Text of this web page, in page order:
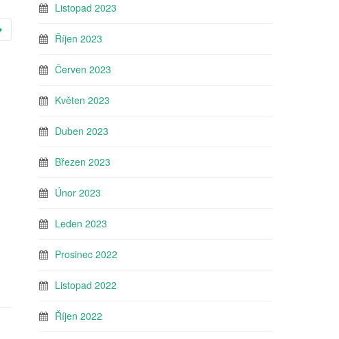
Listopad 2023
Říjen 2023
Červen 2023
Květen 2023
Duben 2023
Březen 2023
Únor 2023
Leden 2023
Prosinec 2022
Listopad 2022
Říjen 2022